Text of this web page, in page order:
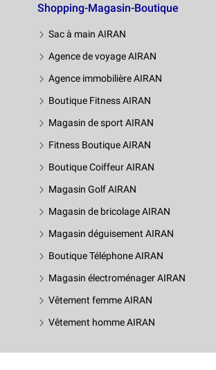
Shopping-Magasin-Boutique
Sac à main AIRAN
Agence de voyage AIRAN
Agence immobilière AIRAN
Boutique Fitness AIRAN
Magasin de sport AIRAN
Fitness Boutique AIRAN
Boutique Coiffeur AIRAN
Magasin Golf AIRAN
Magasin de bricolage AIRAN
Magasin déguisement AIRAN
Boutique Téléphone AIRAN
Magasin électroménager AIRAN
Vêtement femme AIRAN
Vêtement homme AIRAN